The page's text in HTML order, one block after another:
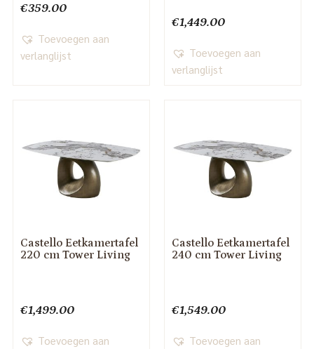
€359.00
Toevoegen aan
verlanglijst
€1,449.00
Toevoegen aan
verlanglijst
Castello Eetkamertafel
220 cm Tower Living
€1,499.00
Toevoegen aan
Castello Eetkamertafel
240 cm Tower Living
€1,549.00
Toevoegen aan